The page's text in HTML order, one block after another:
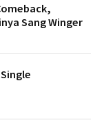
Sang Winger